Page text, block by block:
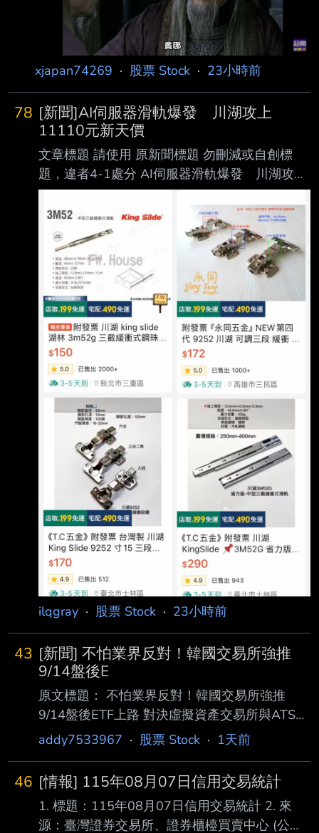
投信指出，雖然作業流程影響不大，但美股沒有
漲跌幅限制，夜間交易流動性不足，恐怕會 讓股
價波動更劇烈，而對習慣在台股收盤後，接續操
作美股的台灣投資人來說，彈性大增， 不用再熬
夜操盤了！ 心得/評論：
xjapan74269 · 股票 Stock · 23小時前
78 [新聞]AI伺服器滑軌爆發 川湖攻上
11110元新天價
文章標題 請使用 原新聞標題 勿刪減或自創標
題，違者4-1處分 AI伺服器滑軌爆發 川湖攻上
11110元新天價 南俊國際同步漲停 原文標
題： 請勿刪減或自創標題，違者4-1處分，此行
請刪除 AI伺服器滑軌爆發 川湖攻上11110元
新天價 南俊國際同步漲停 原文連結： 網址超
過一行，請用縮網址，連結不能點擊者板規 1-
2-2 處分。 https://tinyurl.com/3hn3enjh 發布時
間： 請勿張貼超過3天新聞 2026/08/07 記者署
名： 原文內容： 大盤重挫仍逆勢強攻 AI 伺服
器供應鏈
ilqgray · 股票 Stock · 23小時前
43 [新聞] 不怕業界反對！韓國交易所強推
9/14盤後E
原文標題： 不怕業界反對！韓國交易所強推
9/14盤後ETF上路 對決虛擬資產交易所與ATS
原文連結：
時間： 2026-08-07 14:50 記者署名： 鉅亨網
編譯陳韋廷 原文內容： 外媒最新報導指出，儘
管業界對近期槓桿類產品波動存在擔憂，韓國交
addy7533967 · 股票 Stock · 1天前
46 [情報] 115年08月07日信用交易統計
1. 標題：115年08月07日信用交易統計 2. 來
源：臺灣證券交易所、證券櫃檯買賣中心 (公司